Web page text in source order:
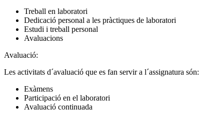
Treball en laboratori
Dedicació personal a les pràctiques de laboratori
Estudi i treball personal
Avaluacions
Avaluació:
Les activitats d´avaluació que es fan servir a l´assignatura són:
Exàmens
Participació en el laboratori
Avaluació continuada